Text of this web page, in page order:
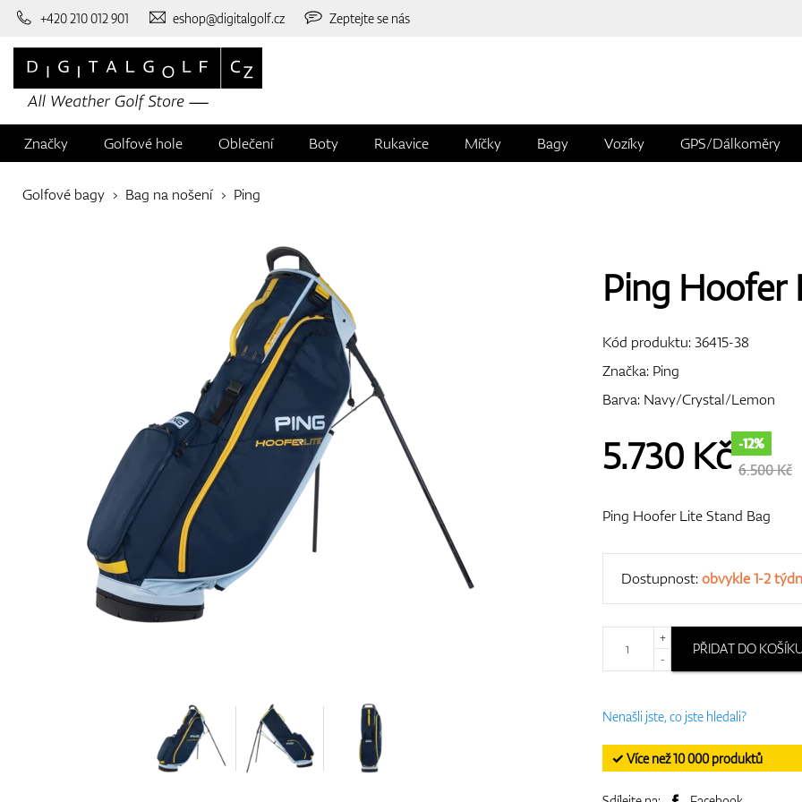
+420 210 012 901 eshop@digitalgolf.cz Zeptejte se nás
Značky Golfové hole Oblečení Boty Rukavice Míčky Bagy Vozíky GPS/Dálkoměry
Golfové bagy Bag na nošení Ping
Ping Hoofer
Kód produktu:36415-38
Značka: Ping
Barva: Navy/Crystal/Lemon
5.730Kč -12%
6.500 Kč
Ping Hoofer Lite Stand Bag
Dostupnost:obvykle 1-2
+
-
PŘIDAT DO
Nenašli jste, co jste hledali?
✓ Více než 10 000 produktů